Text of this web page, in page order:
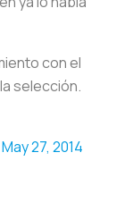
con el
selección.
May 27, 2014